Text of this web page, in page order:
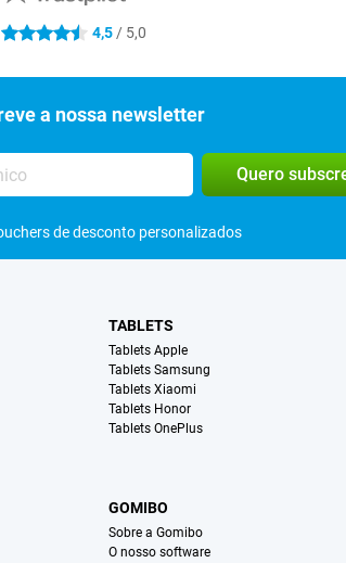
4.5 estrelas 4,5 / 5,0
a nossa newsletter
Quero
de desconto personalizados
TABLETS
Tablets Apple
Tablets Samsung
Tablets Xiaomi
Tablets Honor
Tablets OnePlus
GOMIBO
Sobre a Gomibo
O nosso software